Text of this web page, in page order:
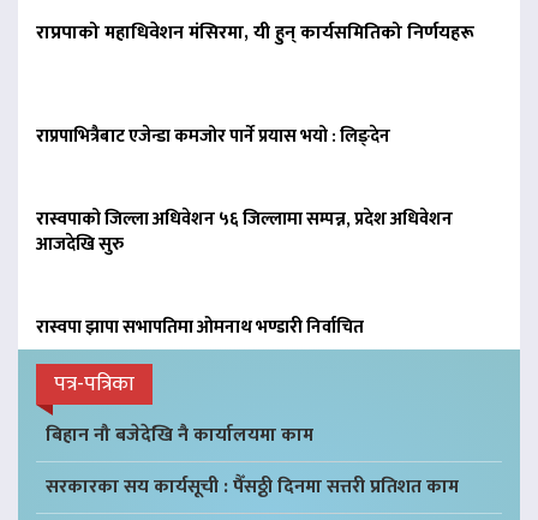
राप्रपाको महाधिवेशन मंसिरमा, यी हुन् कार्यसमितिको निर्णयहरू
राप्रपाभित्रैबाट एजेन्डा कमजोर पार्ने प्रयास भयो : लिङ्देन
रास्वपाको जिल्ला अधिवेशन ५६ जिल्लामा सम्पन्न, प्रदेश अधिवेशन
आजदेखि सुरु
रास्वपा झापा सभापतिमा ओमनाथ भण्डारी निर्वाचित
पत्र-पत्रिका
बिहान नौ बजेदेखि नै कार्यालयमा काम
सरकारका सय कार्यसूची : पैँसठ्ठी दिनमा सत्तरी प्रतिशत काम